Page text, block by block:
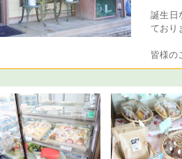
誕生日
ており
皆様の